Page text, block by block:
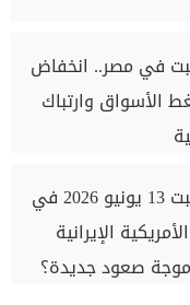
في مصر.. انخفاض
الأسواق وارتباك
سعر الدولار اليوم السبت 13 يونيو 2026 في
الإيرانية
موجة صعود جديدة؟